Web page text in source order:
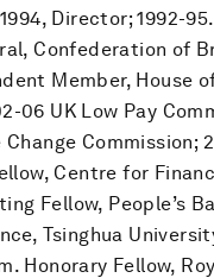
Director; 1992-
Confederation of
Member, House
06 UK Low Pay
Commission;
Centre for
Fellow, People’s
Tsinghua
Honorary Fellow,